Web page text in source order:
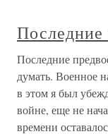
Последние
Последние
думать. Военное
в этом я был
войне, еще не
времени